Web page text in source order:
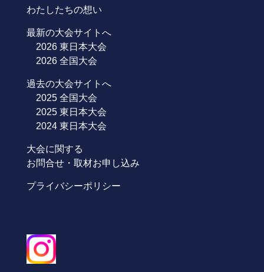
わたしたちの想い
最新の大会サイトへ
2026 東日本大会
2026 全国大会
過去の大会サイトへ
2025 全国大会
2025 東日本大会
2024 東日本大会
大会に関する
お問合せ・取材お申し込み
プライバシーポリシー